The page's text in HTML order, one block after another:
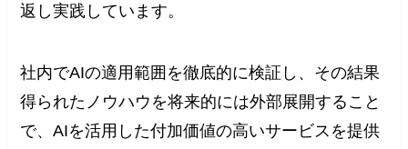
返し実践しています。
社内でAIの適用範囲を徹底的に検証し、その結果
得られたノウハウを将来的には外部展開すること
で、AIを活用した付加価値の高いサービスを提供